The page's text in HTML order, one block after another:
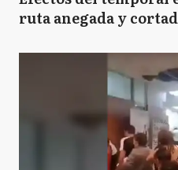
ruta anegada y